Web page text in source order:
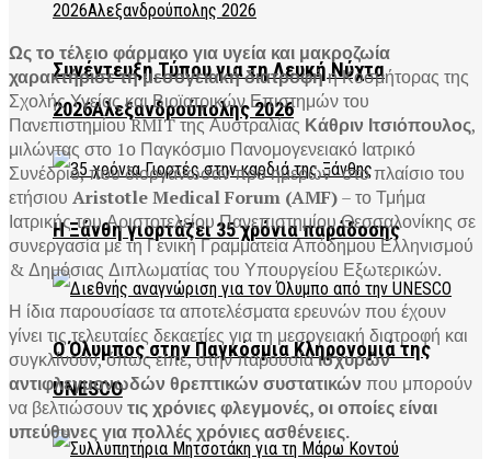
Συνέντευξη Τύπου για τη Λευκή Νύχτα
2026Αλεξανδρούπολης 2026
Η Ξάνθη γιορτάζει 35 χρόνια παράδοσης
Ο Όλυμπος στην Παγκόσμια Κληρονομιά της
UNESCO
Ως το τέλειο φάρμακο για υγεία και μακροζωία
χαρακτήρισε τη μεσογειακή διατροφήη Κοσμήτορας της
Σχολής Υγείας και Βιοϊατρικών Επιστημών του
Πανεπιστημίου RMIT της Αυστραλίας Κάθριν Ιτσιόπουλος,
μιλώντας στο 1ο Παγκόσμιο Πανομογενειακό Ιατρικό
Συνέδριο, που διοργάνωσαν προ ημερών -στο πλαίσιο του
ετήσιου Aristotle Medical Forum (AMF)– το Τμήμα
Ιατρικής του Αριστοτελείου Πανεπιστημίου Θεσσαλονίκης σε
συνεργασία με τη Γενική Γραμματεία Απόδημου Ελληνισμού
& Δημόσιας Διπλωματίας του Υπουργείου Εξωτερικών.
Η ίδια παρουσίασε τα αποτελέσματα ερευνών που έχουν
γίνει τις τελευταίες δεκαετίες για τη μεσογειακή διατροφή και
συγκλίνουν, όπως είπε, στην παρουσίαισχυρών
αντιφλεγμονωδών θρεπτικών συστατικών που μπορούν
να βελτιώσουντις χρόνιες φλεγμονές, οι οποίες είναι
υπεύθυνες για πολλές χρόνιες ασθένειες.